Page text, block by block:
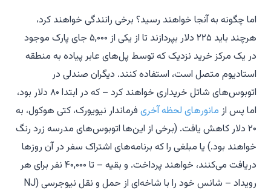
اما چگونه به آنجا خواهند رسید؟ برخی رانندگی خواهند کرد،
هرچند باید ۲۲۵ دلار بپردازند تا از یکی از ۵,۰۰۰ جای پارک موجود
در یک مرکز خرید نزدیک که توسط پل‌های عابر پیاده به منطقه
استادیوم متصل است، استفاده کنند. دیگران صندلی در
اتوبوس‌های شاتل خریداری خواهند کرد – که در ابتدا ۸۰ دلار بود،
اما پس از مانورهای لحظه آخری فرماندار نیویورک، کتی هوکول، به
۲۰ دلار کاهش یافت. (برخی از این‌ها اتوبوس‌های مدرسه زرد رنگ
خواهند بود.) یا مبلغی را که برنامه‌های اشتراک سفر در آن روزها
دریافت می‌کنند، خواهند پرداخت. و بقیه – تا ۴۰,۰۰۰ نفر برای هر
رویداد – شانس خود را با شاخه‌ای از حمل و نقل نیوجرسی (NJ